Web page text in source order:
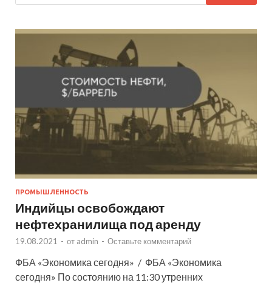
ПРОМЫШЛЕННОСТЬ
Индийцы освобождают
нефтехранилища под аренду
19.08.2021 - от admin - Оставьте комментарий
ФБА «Экономика сегодня» / ФБА «Экономика
сегодня» По состоянию на 11:30 утренних